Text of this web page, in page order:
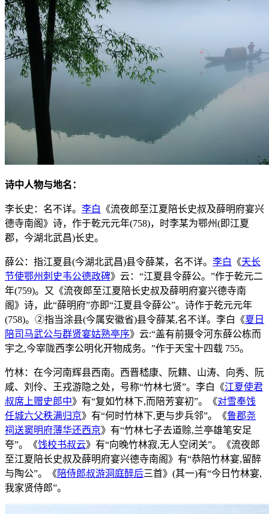
诗中人物与地名：
李长史：名不详。 李白 《流夜郎至江夏陪长史叔及薛明府宴兴
德寺南阁》诗，作于乾元元年(758)，时李某为鄂州(即江夏
郡，今湖北武昌)长史。
薛公：指江夏县(今湖北武昌)县令薛某，名不详。 李白 《天长
节使鄂州刺史韦公德政碑》云：“江夏县令薛公。”作于乾元二
年(759)。又《流夜郎至江夏陪长史叔及薛明府宴兴德寺南
阁》诗，此“薛明府”亦即“江夏县令薛公”。诗作于乾元元年
(758)。②指当涂县(今属安徽省)县令薛某,名不详。李白《夏日
陪司马武公与群贤宴姑熟亭序》云:“盖有前摄令河东薛公栋而
宇之,今宰陇西李公明化开物成务。”作于天宝十四载 755。
竹林：在今河南辉县西南。西晋嵇康、阮籍、山涛、向秀、阮
咸、刘伶、王戎游隐之处，号称“竹林七贤”。李白《江夏使君
叔席上赠史郎中》有“复如竹林下,而陪芳宴初”。《对雪奉饯
任城六父秩满归京》有“何时竹林下,更与步兵邻”。《鲁郡尧
祠送窦明府薄华还西京》有“竹林七子去道赊,兰亭雄笔安足
夸”。《饯校书叔云》有“向晚竹林寂,无人空闭关”。《流夜郎
至江夏陪长史叔及薛明府宴兴德寺南阁》有“恭陪竹林宴,留醉
与陶公”。《 陪侍郎叔游洞庭醉后三首》(其一)有“今日竹林宴,
我家贤侍郎”。